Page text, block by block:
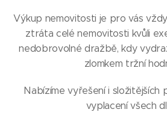
Výkup nemovitosti je pro vás
ztráta celé nemovitosti kvůli
nedobrovolné dražbě, kdy
zlomkem tržní
Nabízíme vyřešení i složitějších
vyplacení všech